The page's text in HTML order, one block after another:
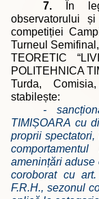
7.
În
observatorului
competiției
Turneul
TEORETIC
POLITEHNICA
Turda,
stabilește:
-
TIMIȘOARA cu
proprii
amenințări aduse
coroborat cu
F.R.H., sezonul